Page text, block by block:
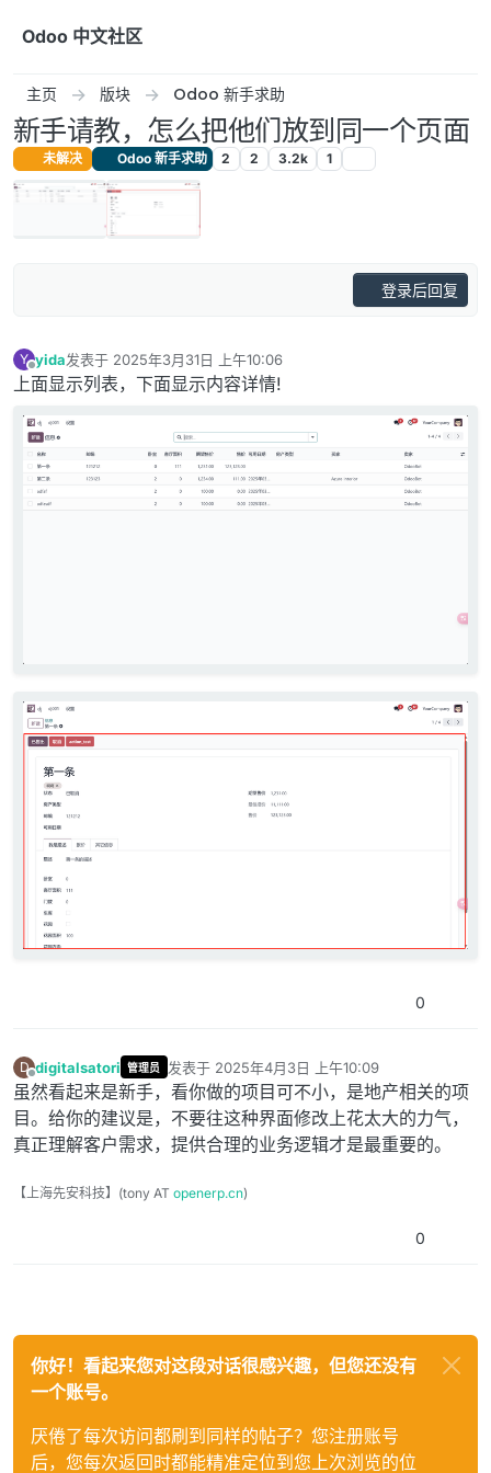
Odoo 中文社区
主页 版块 Odoo 新手求助
新手请教，怎么把他们放到同一个页面
未解决 Odoo 新手求助 2 2 3.2k 1
登录后回复
Y
离线
yida发表于 2025年3月31日 上午10:06
最后由 编辑
上面显示列表，下面显示内容详情!
0
D
离线
digitalsatori 管理员 发表于 2025年4月3日 上午10:09
最后由 编辑
虽然看起来是新手，看你做的项目可不小，是地产相关的项
目。给你的建议是，不要往这种界面修改上花太大的力气，
真正理解客户需求，提供合理的业务逻辑才是最重要的。
【上海先安科技】(tony AT openerp.cn)
0
你好！看起来您对这段对话很感兴趣，但您还没有
一个账号。
厌倦了每次访问都刷到同样的帖子？您注册账号
后，您每次返回时都能精准定位到您上次浏览的位